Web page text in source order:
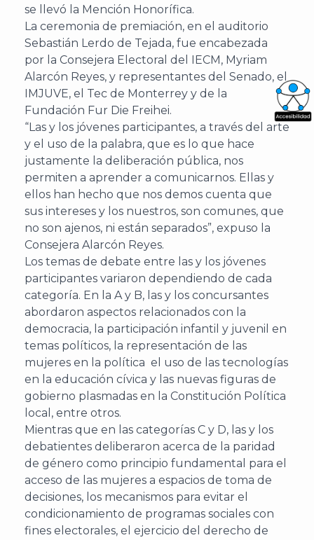
se llevó la Mención Honorífica.
La ceremonia de premiación, en el auditorio
Sebastián Lerdo de Tejada, fue encabezada
por la Consejera Electoral del IECM, Myriam
Alarcón Reyes, y representantes del Senado, el
IMJUVE, el Tec de Monterrey y de la
Fundación Fur Die Freihei.
“Las y los jóvenes participantes, a través del arte
y el uso de la palabra, que es lo que hace
justamente la deliberación pública, nos
permiten a aprender a comunicarnos. Ellas y
ellos han hecho que nos demos cuenta que
sus intereses y los nuestros, son comunes, que
no son ajenos, ni están separados”, expuso la
Consejera Alarcón Reyes.
Los temas de debate entre las y los jóvenes
participantes variaron dependiendo de cada
categoría. En la A y B, las y los concursantes
abordaron aspectos relacionados con la
democracia, la participación infantil y juvenil en
temas políticos, la representación de las
mujeres en la política el uso de las tecnologías
en la educación cívica y las nuevas figuras de
gobierno plasmadas en la Constitución Política
local, entre otros.
Mientras que en las categorías C y D, las y los
debatientes deliberaron acerca de la paridad
de género como principio fundamental para el
acceso de las mujeres a espacios de toma de
decisiones, los mecanismos para evitar el
condicionamiento de programas sociales con
fines electorales, el ejercicio del derecho de